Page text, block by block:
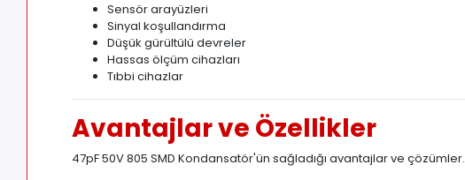
Sensör arayüzleri
Sinyal koşullandırma
Düşük gürültülü devreler
Hassas ölçüm cihazları
Tıbbi cihazlar
Avantajlar ve Özellikler
47pF 50V 805 SMD Kondansatör'ün sağladığı avantajlar ve çözümler.